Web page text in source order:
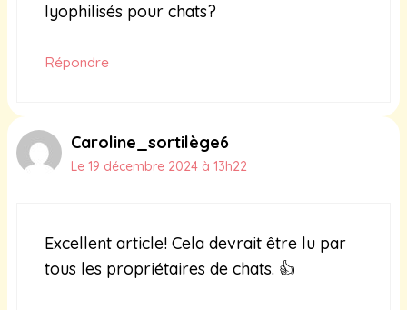
lyophilisés pour chats?
Répondre
Caroline_sortilège6
Le 19 décembre 2024 à 13h22
Excellent article! Cela devrait être lu par
tous les propriétaires de chats. 👍